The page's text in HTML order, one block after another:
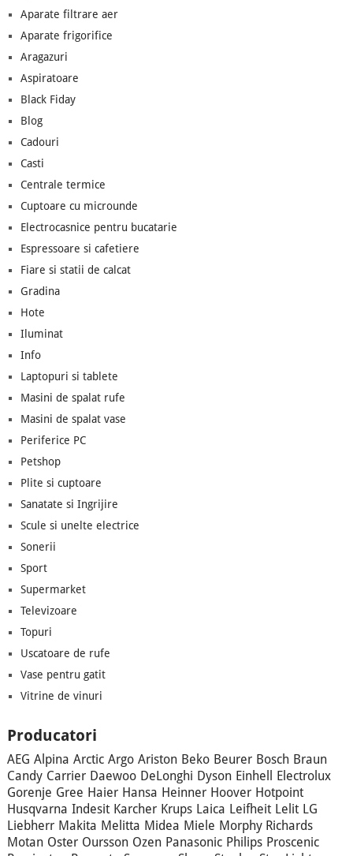
Aparate filtrare aer
Aparate frigorifice
Aragazuri
Aspiratoare
Black Fiday
Blog
Cadouri
Casti
Centrale termice
Cuptoare cu microunde
Electrocasnice pentru bucatarie
Espressoare si cafetiere
Fiare si statii de calcat
Gradina
Hote
Iluminat
Info
Laptopuri si tablete
Masini de spalat rufe
Masini de spalat vase
Periferice PC
Petshop
Plite si cuptoare
Sanatate si Ingrijire
Scule si unelte electrice
Sonerii
Sport
Supermarket
Televizoare
Topuri
Uscatoare de rufe
Vase pentru gatit
Vitrine de vinuri
Producatori
AEG Alpina Arctic Argo Ariston Beko Beurer Bosch Braun
Candy Carrier Daewoo DeLonghi Dyson Einhell
Electrolux
Gorenje Gree Haier Hansa Heinner Hoover Hotpoint
Husqvarna Indesit Karcher Krups Laica Leifheit Lelit LG
Liebherr Makita Melitta Midea Miele Morphy Richards
Motan Oster Oursson Ozen Panasonic Philips Proscenic